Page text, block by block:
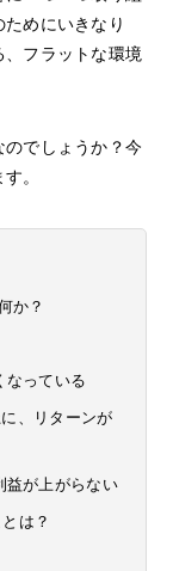
めにいきなり
、フラットな環境
でしょうか？今
。
か？
なっている
、リターンが
益が上がらない
は？